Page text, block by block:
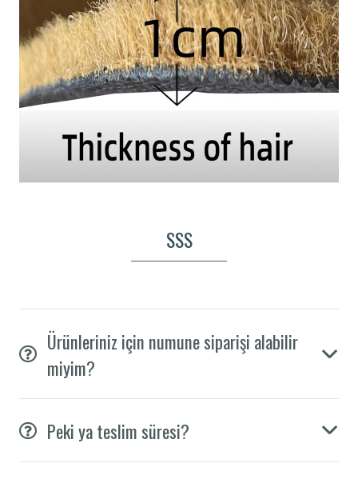
SSS
Ürünleriniz için numune siparişi alabilir
miyim?
Peki ya teslim süresi?